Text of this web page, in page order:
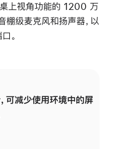
上视角功能的 1200 万
级麦克风和扬声器，以
。
可减少使用环境中的屏